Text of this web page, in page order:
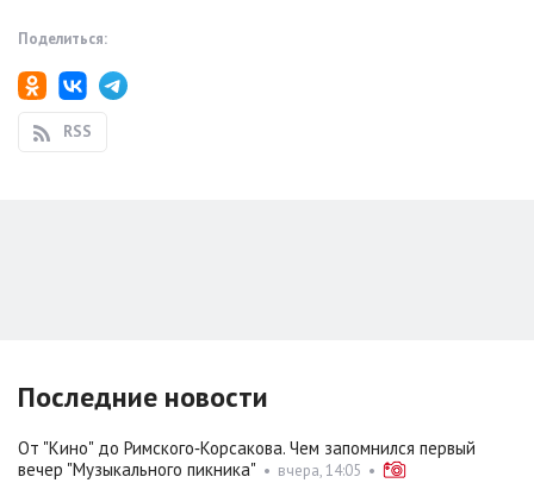
Поделиться:
RSS
Последние новости
От "Кино" до Римского‑Корсакова. Чем запомнился первый
вечер "Музыкального пикника" • вчера, 14:05 •